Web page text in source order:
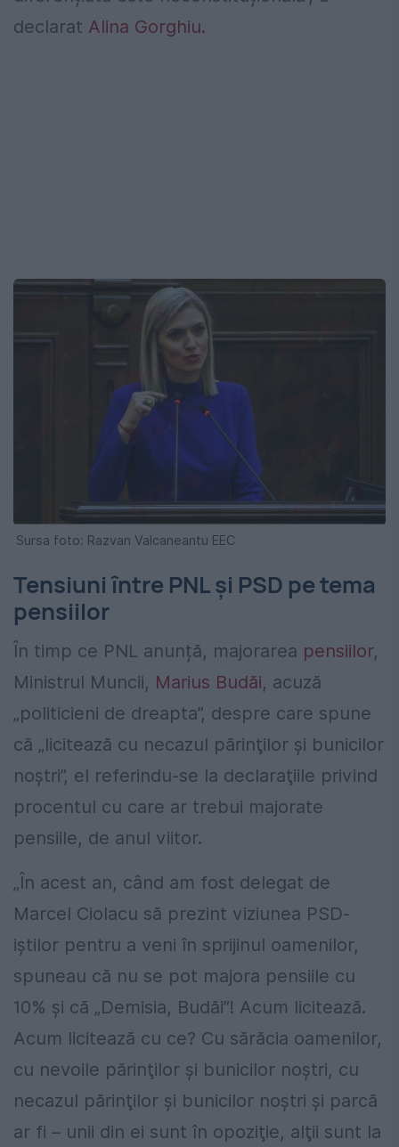
declarat Alina Gorghiu.
Sursa foto: Razvan Valcaneantu EEC
Tensiuni între PNL și PSD pe tema
pensiilor
În timp ce PNL anunță, majorarea pensiilor,
Ministrul Muncii, Marius Budăi, acuză
„politicieni de dreapta”, despre care spune
că „licitează cu necazul părinţilor şi bunicilor
noştri”, el referindu-se la declaraţiile privind
procentul cu care ar trebui majorate
pensiile, de anul viitor.
„În acest an, când am fost delegat de
Marcel Ciolacu să prezint viziunea PSD-
iştilor pentru a veni în sprijinul oamenilor,
spuneau că nu se pot majora pensiile cu
10% şi că „Demisia, Budăi”! Acum licitează.
Acum licitează cu ce? Cu sărăcia oamenilor,
cu nevoile părinţilor şi bunicilor noştri, cu
necazul părinţilor şi bunicilor noştri şi parcă
ar fi – unii din ei sunt în opoziţie, alţii sunt la